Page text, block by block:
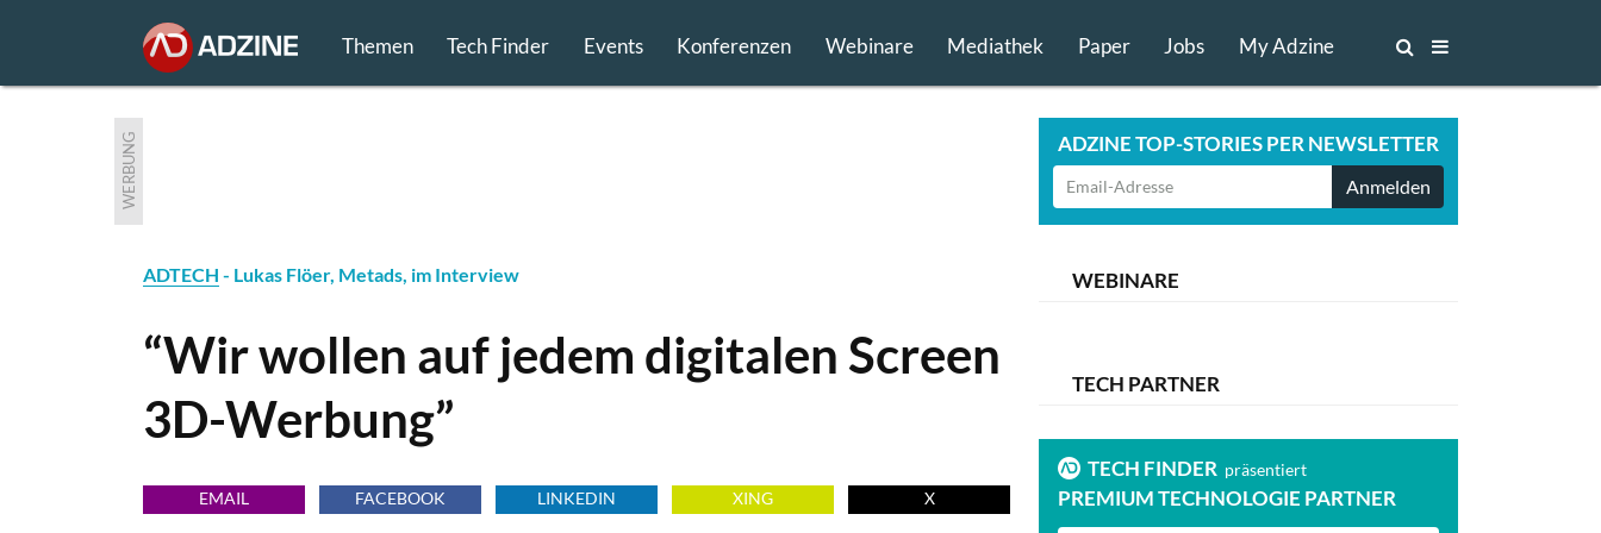
Themen Tech Finder Events Konferenzen Webinare Mediathek Paper Jobs My Adzine
WERBUNG ADZINE TOP-STORIES PER NEWSLETTER
Anmelden
ADTECH - Lukas Flöer, Metads, im Interview
“Wir wollen auf jedem digitalen Screen
3D-Werbung”
EMAIL FACEBOOK LINKEDIN XING X
WEBINARE
TECH PARTNER
TECH FINDER präsentiert
PREMIUM TECHNOLOGIE PARTNER
PREMIUM TECHNOLOGIE PARTNER